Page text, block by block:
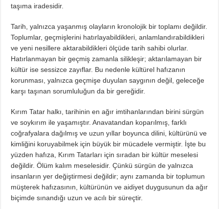
taşıma iradesidir.
Tarih, yalnızca yaşanmış olayların kronolojik bir toplamı değildir.
Toplumlar, geçmişlerini hatırlayabildikleri, anlamlandırabildikleri
ve yeni nesillere aktarabildikleri ölçüde tarih sahibi olurlar.
Hatırlanmayan bir geçmiş zamanla silikleşir; aktarılamayan bir
kültür ise sessizce zayıflar. Bu nedenle kültürel hafızanın
korunması, yalnızca geçmişe duyulan saygının değil, geleceğe
karşı taşınan sorumluluğun da bir gereğidir.
Kırım Tatar halkı, tarihinin en ağır imtihanlarından birini sürgün
ve soykırım ile yaşamıştır. Anavatandan koparılmış, farklı
coğrafyalara dağılmış ve uzun yıllar boyunca dilini, kültürünü ve
kimliğini koruyabilmek için büyük bir mücadele vermiştir. İşte bu
yüzden hafıza, Kırım Tatarları için sıradan bir kültür meselesi
değildir. Ölüm kalım meselesidir. Çünkü sürgün de yalnızca
insanların yer değiştirmesi değildir; aynı zamanda bir toplumun
müşterek hafızasının, kültürünün ve aidiyet duygusunun da ağır
biçimde sınandığı uzun ve acılı bir süreçtir.